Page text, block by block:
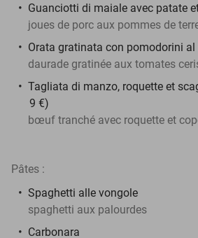
Guanciotti di maiale avec patate
joues de porc aux pommes de
Orata gratinata con pomodorini
daurade gratinée aux tomates
Tagliata di manzo, roquette et
9 €)
bœuf tranché avec roquette et
Pâtes :
Spaghetti alle vongole
spaghetti aux palourdes
Carbonara